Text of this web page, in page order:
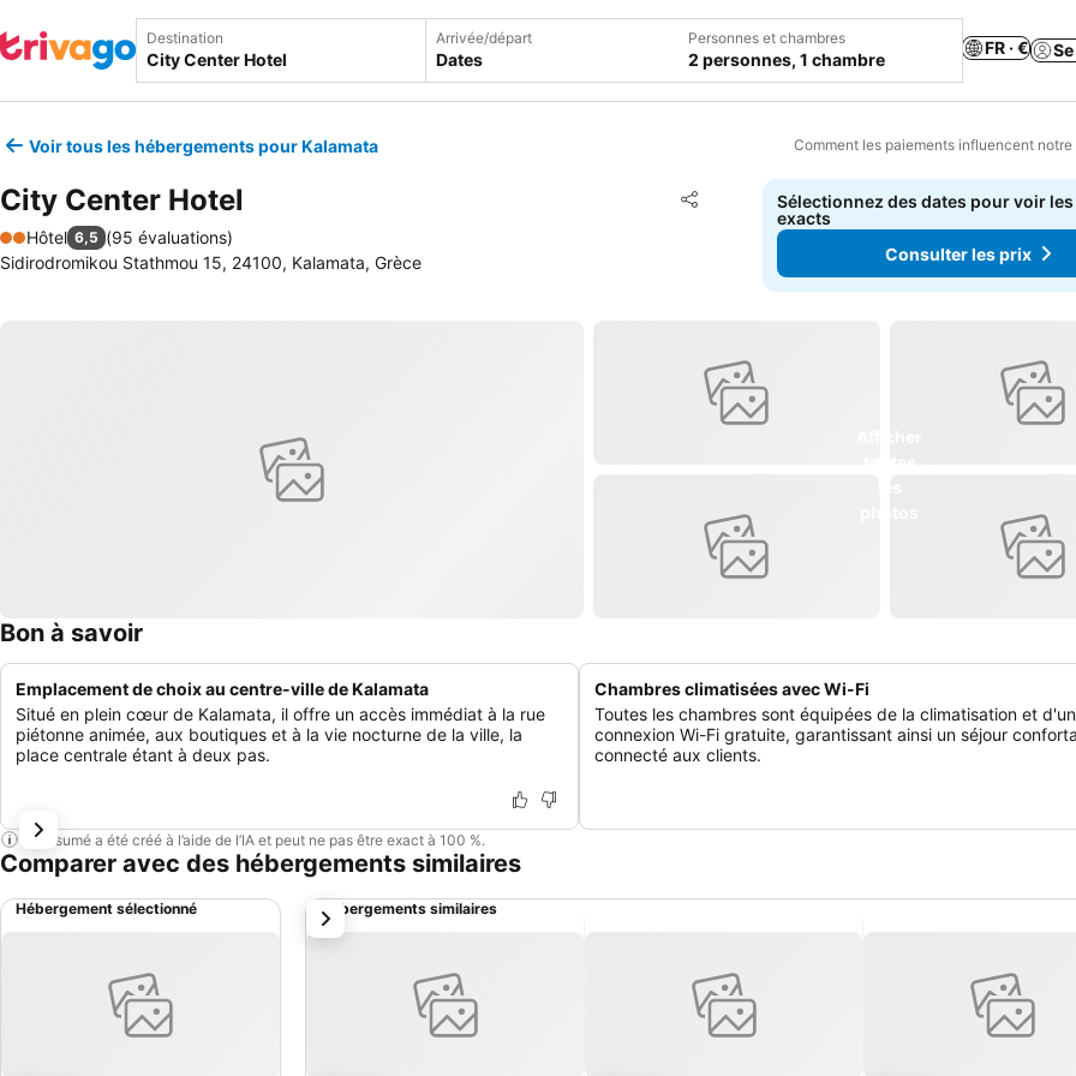
Destination Arrivée/départ
Dates
Personnes et chambres
2 personnes, 1 chambre
FR · €
Voir tous les hébergements pour Kalamata Comment les paiements influencent
City Center Hotel Partager
Ajouter à mes favoris
2 Étoiles
Hôtel 6,5 (95 évaluations)
Sidirodromikou Stathmou 15, 24100, Kalamata, Grèce
Sélectionnez des dates pour voir
exacts
Consulter les prix
Bon à savoir
Emplacement de choix au centre-ville de Kalamata
Situé en plein cœur de Kalamata, il offre un accès immédiat à la rue
piétonne animée, aux boutiques et à la vie nocturne de la ville, la
place centrale étant à deux pas.
Chambres climatisées avec Wi-Fi
Toutes les chambres sont équipées de la climatisation et
connexion Wi-Fi gratuite, garantissant ainsi un séjour
connecté aux clients.
Ce résumé a été créé à l’aide de l’IA et peut ne pas être exact à 100 %.
Comparer avec des hébergements similaires
Hébergement sélectionné Hébergements similaires
suivant